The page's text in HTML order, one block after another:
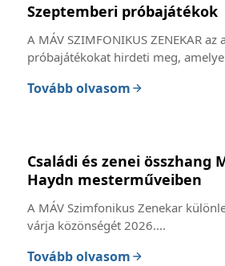
Szeptemberi próbajátékok
A MÁV SZIMFONIKUS ZENEKAR az
próbajátékokat hirdeti meg,
Tovább olvasom
Családi és zenei összhang
Haydn mesterműveiben
A MÁV Szimfonikus Zenekar
várja közönségét 2026....
Tovább olvasom